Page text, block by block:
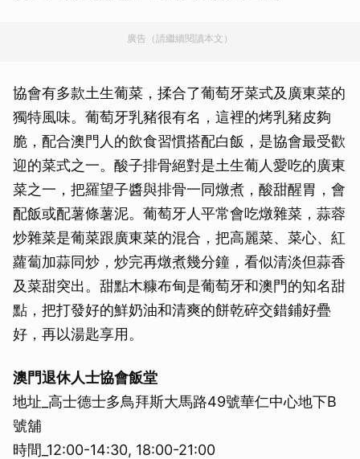
廣告（請繼續閱讀本文）
協會有多款土生葡菜，揉合了葡萄牙菜式及廣東菜的
獨特風味。葡萄牙乳豬很有名，這裡的烤乳豬皮夠
脆，配合澳門人的飲食習慣搭配白飯，是協會最受歡
迎的菜式之一。酸子排骨絕對是土生葡人愛吃的廣東
菜之一，把羅望子醬與排骨一同燉煮，酸甜醒胃，會
配飯或配薯條薯泥。葡萄牙人平常會吃燉雜菜，蒜蓉
炒雜菜是葡菜跟廣東菜的混合，把高麗菜、菜心、紅
蘿蔔加蒜同炒，炒完再燉煮幾分鐘，看似清淡但蒜香
及菜甜突出。甜點木糠布甸是葡萄牙和澳門的知名甜
點，把打發好的鮮奶油和清爽的餅乾碎交錯鋪好疊
好，再以湯匙享用。
澳門退休人士協會飯堂
地址_高士德士多鳥拜斯大馬路49號華仁中心地下B
號舖
時間_12:00-14:30, 18:00-21:00